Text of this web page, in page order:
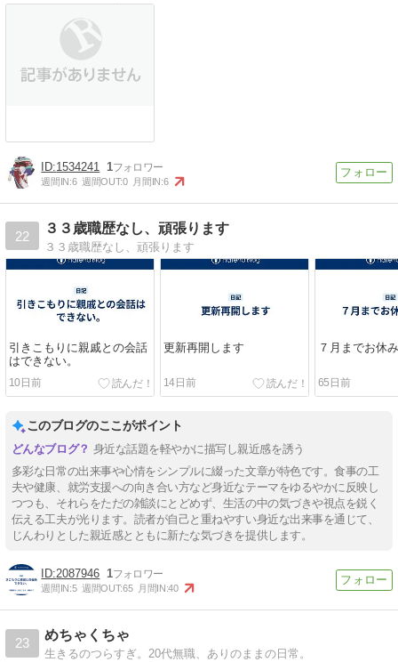
1534241 1
週間IN:6 週間OUT:0 月間IN:6
22
３３歳職歴なし、頑張ります
３３歳職歴なし、頑張ります
引きこもりに親戚との会話
はできない。
10日前
更新再開します
14日前
７月までお休
65日前
このブログのここがポイント
身近な話題を軽やかに描写し親近感を誘う
多彩な日常の出来事や心情をシンプルに綴った文章が特色です。食事の工
夫や健康、就労支援への向き合い方など身近なテーマをゆるやかに反映し
つつも、それらをただの雑談にとどめず、生活の中の気づきや視点を鋭く
伝える工夫が光ります。読者が自己と重ねやすい身近な出来事を通じて、
じんわりとした親近感とともに新たな気づきを提供します。
2087946 1
週間IN:5 週間OUT:65 月間IN:40
23
めちゃくちゃ
生きるのつらすぎ。20代無職、ありのままの日常。